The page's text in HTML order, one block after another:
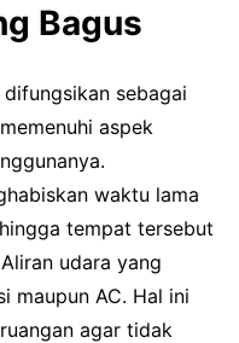
Bagus
sebagai
aspek
waktu lama
tempat tersebut
udara yang
maupun AC. Hal ini
agar tidak